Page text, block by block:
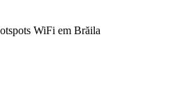
WiFi em Brăila